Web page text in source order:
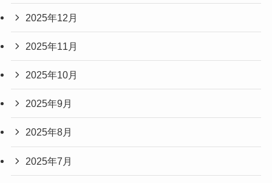
2025年12月
2025年11月
2025年10月
2025年9月
2025年8月
2025年7月